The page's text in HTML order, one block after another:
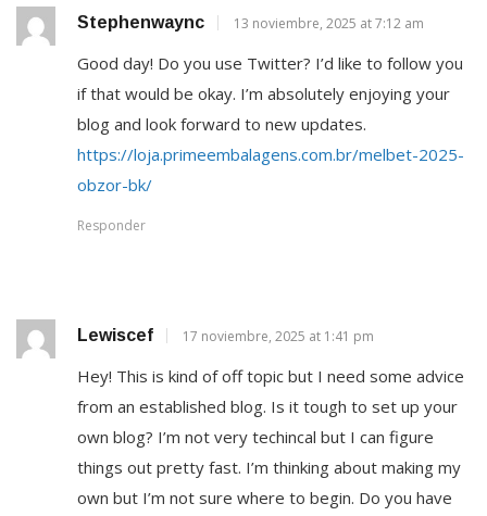
Stephenwaync 13 noviembre, 2025 at 7:12 am
Good day! Do you use Twitter? I’d like to follow you
if that would be okay. I’m absolutely enjoying your
blog and look forward to new updates.
https://loja.primeembalagens.com.br/melbet-2025-
obzor-bk/
Responder
Lewiscef 17 noviembre, 2025 at 1:41 pm
Hey! This is kind of off topic but I need some advice
from an established blog. Is it tough to set up your
own blog? I’m not very techincal but I can figure
things out pretty fast. I’m thinking about making my
own but I’m not sure where to begin. Do you have